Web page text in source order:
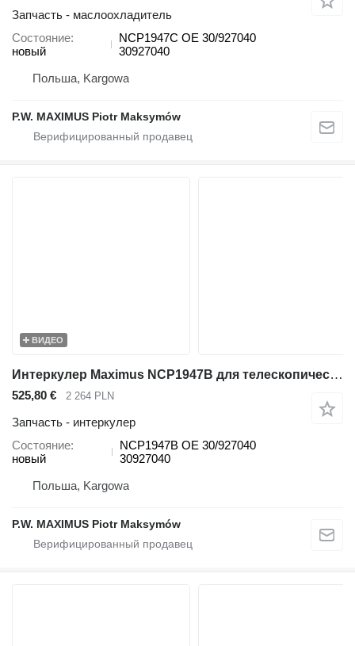
Запчасть - маслоохладитель
Состояние
новый
NCP1947C OE 30/927040
30927040
Польша, Kargowa
P.W. MAXIMUS Piotr Maksymów
ВИДЕО
Интеркулер Maximus NCP1947B для телескопического погрузчика JCB 536-70 540-140 531-70 533-105 535-95 536-60 536-70 540-170 541-70 550-140
525,80 € 2 264 PLN
Запчасть - интеркулер
Состояние
новый
NCP1947B OE 30/927040
30927040
Польша, Kargowa
P.W. MAXIMUS Piotr Maksymów